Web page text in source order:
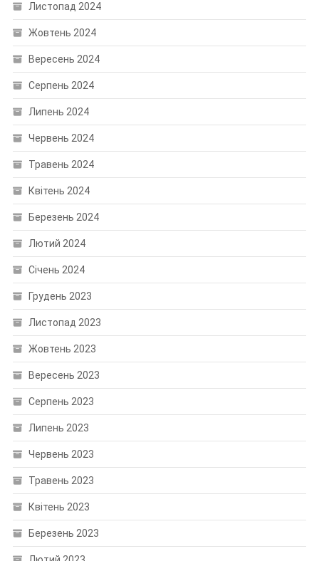
Листопад 2024
Жовтень 2024
Вересень 2024
Серпень 2024
Липень 2024
Червень 2024
Травень 2024
Квітень 2024
Березень 2024
Лютий 2024
Січень 2024
Грудень 2023
Листопад 2023
Жовтень 2023
Вересень 2023
Серпень 2023
Липень 2023
Червень 2023
Травень 2023
Квітень 2023
Березень 2023